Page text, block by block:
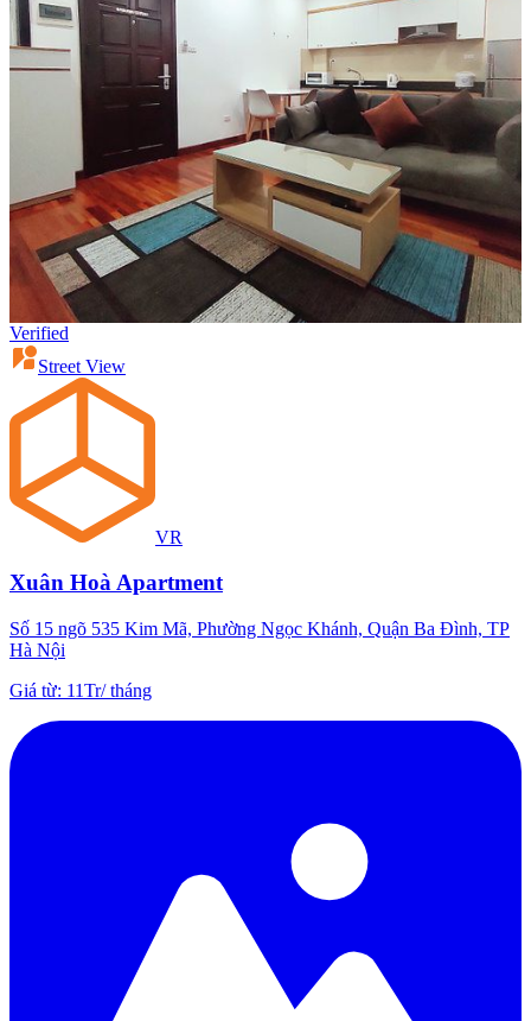
Verified
Street View
VR
Xuân Hoà Apartment
Số 15 ngõ 535 Kim Mã, Phường Ngọc Khánh, Quận Ba Đình, TP
Hà Nội
Giá từ: 11Tr/tháng